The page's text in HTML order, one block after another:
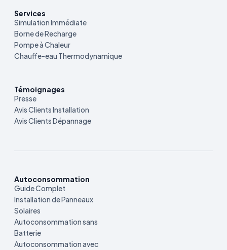
Services
Simulation Immédiate
Borne de Recharge
Pompe à Chaleur
Chauffe-eau Thermodynamique
Témoignages
Presse
Avis Clients Installation
Avis Clients Dépannage
Autoconsommation
Guide Complet
Installation de Panneaux
Solaires
Autoconsommation sans
Batterie
Autoconsommation avec